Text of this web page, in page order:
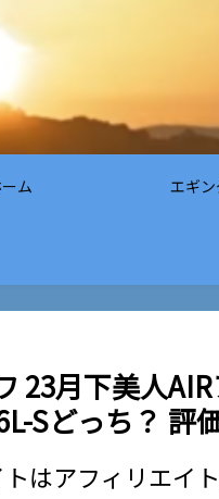
ム エギ
23月下美人
Sどっち？ 評
はアフィリエイ